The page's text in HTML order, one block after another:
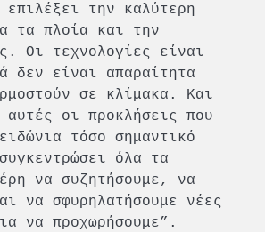
επιλέξει την καλύτερη
τα πλοία και την
Οι τεχνολογίες είναι
δεν είναι απαραίτητα
σε κλίμακα. Και
αυτές οι προκλήσεις που
τόσο σημαντικό
όλα τα
να συζητήσουμε, να
να σφυρηλατήσουμε νέες
να προχωρήσουμε”.